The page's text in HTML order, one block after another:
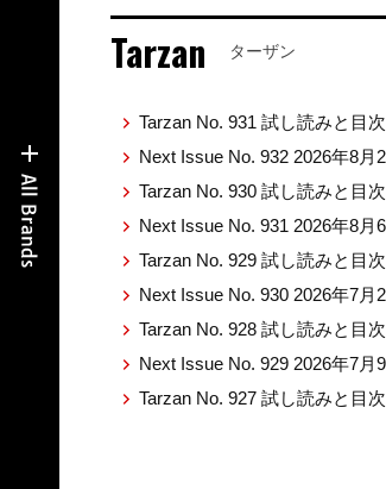
Tarzan ターザン
Tarzan No. 931 試し読みと目次
Next Issue No. 932 2026年8月
Tarzan No. 930 試し読みと目次
Next Issue No. 931 2026年8月
Tarzan No. 929 試し読みと目次
Next Issue No. 930 2026年7月
Tarzan No. 928 試し読みと目次
Next Issue No. 929 2026年7月
Tarzan No. 927 試し読みと目次